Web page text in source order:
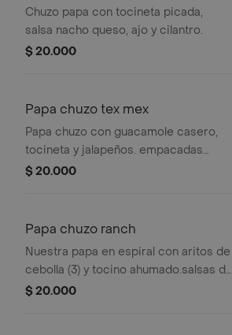
Chuzo papa con tocineta picada,
salsa nacho queso, ajo y cilantro.
$ 20.000
Papa chuzo tex mex
Papa chuzo con guacamole casero,
tocineta y jalapeños. empacadas
aparte y salsas de la casa chipotle y
$ 20.000
Papa chuzo ranch
Nuestra papa en espiral con aritos de
cebolla (3) y tocino ahumado.salsas de
la casa mayo ahumada,bbq y nacho
$ 20.000